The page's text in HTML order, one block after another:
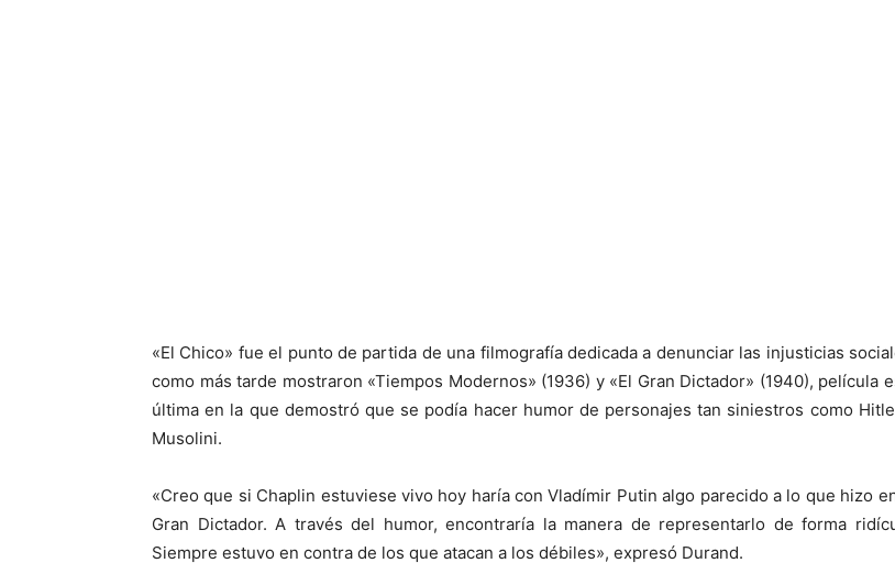
«El Chico» fue el punto de partida de una filmografía dedicada a denunciar las injusticias
como más tarde mostraron «Tiempos Modernos» (1936) y «El Gran Dictador» (1940), película
última en la que demostró que se podía hacer humor de personajes tan siniestros como
Musolini.
«Creo que si Chaplin estuviese vivo hoy haría con Vladímir Putin algo parecido a lo que hizo
Gran Dictador. A través del humor, encontraría la manera de representarlo de forma
Siempre estuvo en contra de los que atacan a los débiles», expresó Durand.